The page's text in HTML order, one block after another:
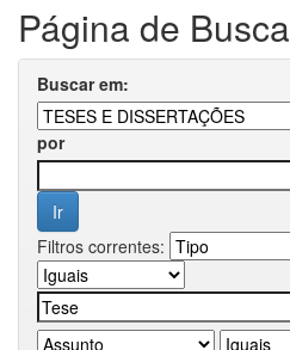
Página de Busca
Buscar em:
por
Filtros correntes: